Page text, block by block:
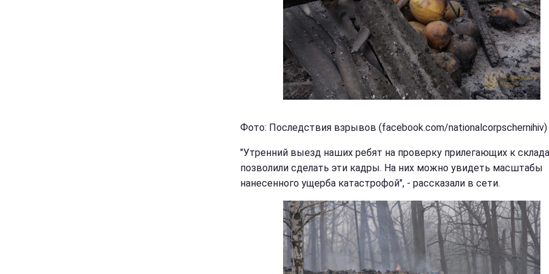
Фото: Последствия взрывов (facebook.com/nationalcorpschernihiv)
"Утренний выезд наших ребят на проверку прилегающих к
позволили сделать эти кадры. На них можно увидеть масштабы
нанесенного ущерба катастрофой", - рассказали в сети.